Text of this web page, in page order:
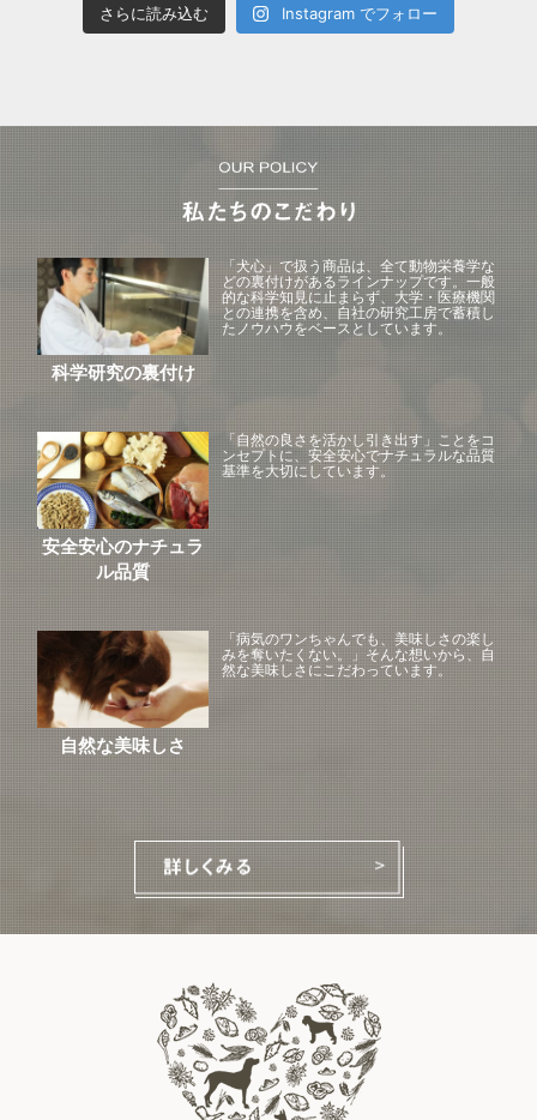
さらに読み込む Instagram でフォロー
科学研究の裏付け
「犬心」で扱う商品は、全て動物栄養学な
どの裏付けがあるラインナップです。一般
的な科学知見に止まらず、大学・医療機関
との連携を含め、自社の研究工房で蓄積し
たノウハウをベースとしています。
安全安心のナチュラ
ル品質
「自然の良さを活かし引き出す」ことをコ
ンセプトに、安全安心でナチュラルな品質
基準を大切にしています。
自然な美味しさ
「病気のワンちゃんでも、美味しさの楽し
みを奪いたくない。」そんな想いから、自
然な美味しさにこだわっています。